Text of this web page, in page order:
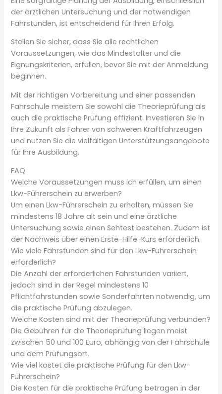
der ärztlichen Untersuchung und der notwendigen
Fahrstunden, ist entscheidend für Ihren Erfolg.
Stellen Sie sicher, dass Sie alle rechtlichen
Voraussetzungen, wie das Mindestalter und die
Eignungskriterien, erfüllen, bevor Sie mit der Anmeldung
beginnen.
Mit der richtigen Vorbereitung und einer passenden
Fahrschule meistern Sie sowohl die Theorieprüfung als
auch die praktische Prüfung effizient. Investieren Sie in
Ihre Zukunft als Fahrer von schweren Kraftfahrzeugen
und nutzen Sie die vielfältigen Unterstützungsangebote
für Ihre Ausbildung.
FAQ
Welche Voraussetzungen muss ich erfüllen, um einen
Lkw-Führerschein zu erwerben?
Um einen Lkw-Führerschein zu erhalten, müssen Sie
mindestens 18 Jahre alt sein und eine ärztliche
Untersuchung sowie einen Sehtest bestehen. Zudem ist
der Nachweis über einen Erste-Hilfe-Kurs erforderlich.
Wie viele Fahrstunden sind für den Lkw-Führerschein
erforderlich?
Die Anzahl der erforderlichen Fahrstunden variiert,
jedoch sind in der Regel mindestens 10
Pflichtfahrstunden sowie Sonderfahrten notwendig, um
die praktische Prüfung abzulegen.
Welche Kosten sind mit der Theorieprüfung verbunden?
Die Gebühren für die Theorieprüfung liegen meist
zwischen 50 und 100 Euro, abhängig von der Fahrschule
und dem Prüfungsort.
Wie viel kostet die praktische Prüfung für den Lkw-
Führerschein?
Die Kosten für die praktische Prüfung betragen in der